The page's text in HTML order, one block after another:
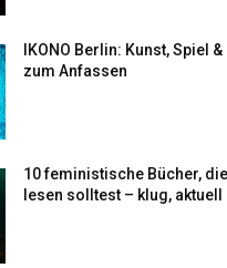
IKONO Berlin: Kunst, Spiel
zum Anfassen
10 feministische Bücher,
lesen solltest – klug,